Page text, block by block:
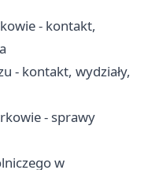
- kontakt,
- kontakt, wydziały,
- sprawy
w